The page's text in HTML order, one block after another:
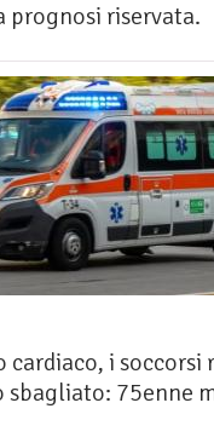
prognosi riservata.
cardiaco, i soccorsi
sbagliato: 75enne